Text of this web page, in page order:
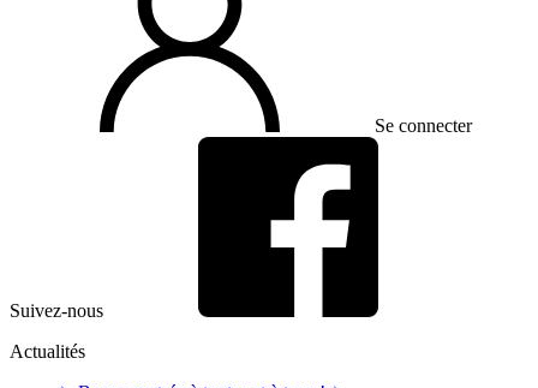
Se connecter
Suivez-nous
Actualités